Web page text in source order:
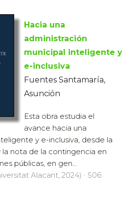
Hacia una
administración
municipal inteligente y
e-inclusiva
Fuentes Santamaría,
Asunción
Esta obra estudia el
avance hacia una
y e-inclusiva, desde la
nota de la contingencia en
públicas, en gen...
Alacant, 2024) · 506